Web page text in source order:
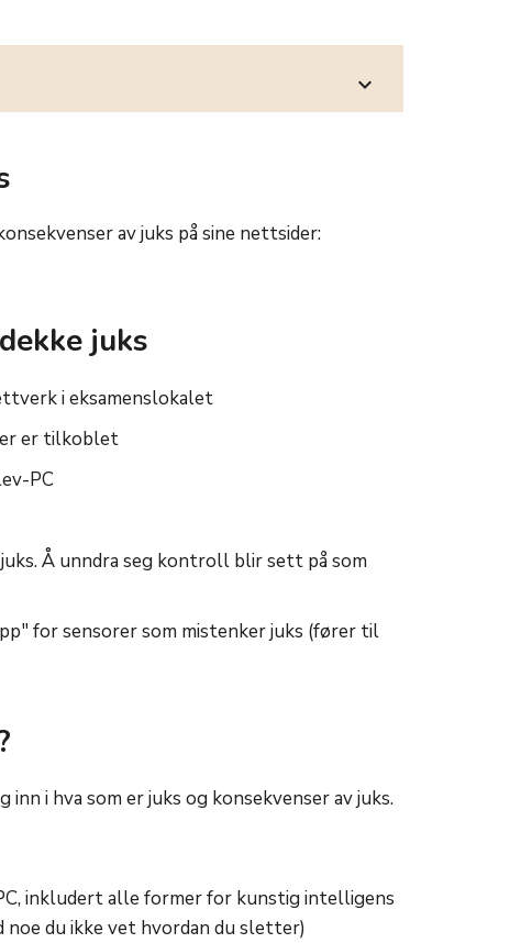
expand_more
av juks på sine nettsider:
juks
i eksamenslokalet
er tilkoblet
PC
Å unndra seg kontroll blir sett på som
for sensorer som mistenker juks (fører til
inn i hva som er juks og konsekvenser av juks.
inkludertalle former for kunstig intelligens
du ikke vet hvordan du sletter)